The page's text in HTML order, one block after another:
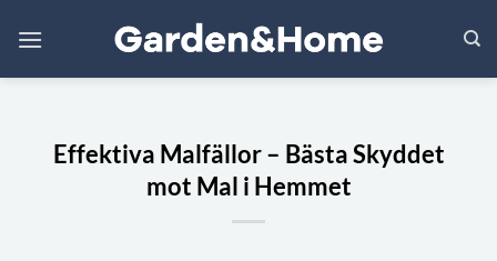
Effektiva Malfällor – Bästa Skyddet
mot Mal i Hemmet